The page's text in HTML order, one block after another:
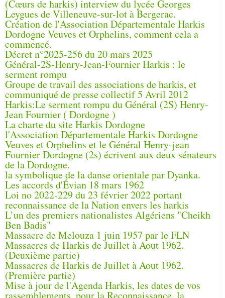
(Cœurs de harkis) interview du lycée Georges
Leygues de Villeneuve-sur-lot à Bergerac.
Création de l'Association Départementale Harkis
Dordogne Veuves et Orphelins, comment cela a
commencé.
Décret n°2025-256 du 20 mars 2025
Général-2S-Henry-Jean-Fournier Harkis : le
serment rompu
Groupe de travail des associations de harkis, et
communiqué de presse collectif 5 Avril 2012
Harkis:Le serment rompu du Général (2S) Henry-
Jean Fournier ( Dordogne )
La charte du site Harkis Dordogne
l'Association Départementale Harkis Dordogne
Veuves et Orphelins et le Général Henry-jean
Fournier Dordogne (2s) écrivent aux deux sénateurs
de la Dordogne.
la symbolique de la danse orientale par Dyanka.
Les accords d'Évian 18 mars 1962
Loi no 2022-229 du 23 février 2022 portant
reconnaissance de la Nation envers les harkis
L’un des premiers nationalistes Algériens "Cheikh
Ben Badis"
Massacre de Melouza 1 juin 1957 par le FLN
Massacres de Harkis de Juillet à Aout 1962.
(Deuxième partie)
Massacres de Harkis de Juillet à Aout 1962.
(Première partie)
Mise à jour de l'Agenda Harkis, les dates de vos